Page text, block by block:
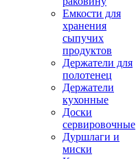
Емкости для
хранения
сыпучих
продуктов
Держатели для
полотенец
Держатели
кухонные
Доски
сервировочные
Дуршлаги и
миски